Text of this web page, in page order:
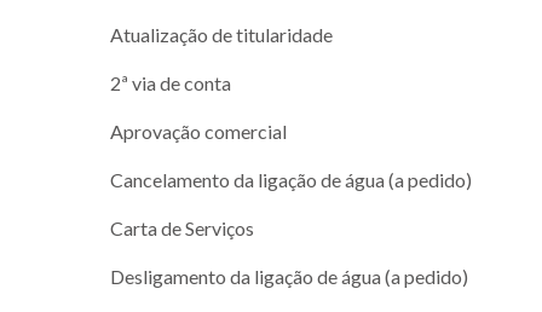
Atualização de titularidade
2ª via de conta
Aprovação comercial
Cancelamento da ligação de água (a pedido)
Carta de Serviços
Desligamento da ligação de água (a pedido)